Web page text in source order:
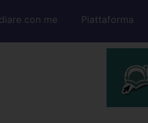
con me Piattaforma